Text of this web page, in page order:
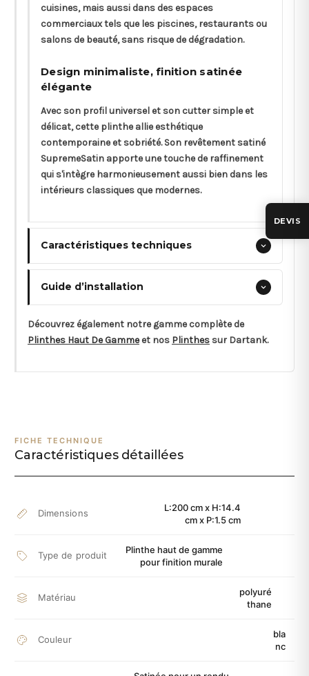
cuisines, mais aussi dans des espaces
commerciaux tels que les piscines, restaurants ou
salons de beauté, sans risque de dégradation.
Design minimaliste, finition satinée
élégante
Avec son profil universel et son cutter simple et
délicat, cette plinthe allie esthétique
contemporaine et sobriété. Son revêtement satiné
SupremeSatin apporte une touche de raffinement
qui s'intègre harmonieusement aussi bien dans les
intérieurs classiques que modernes.
Caractéristiques techniques
Guide d’installation
Découvrez également notre gamme complète de
Plinthes Haut De Gammeet nos Plinthes sur Dartank.
FICHE TECHNIQUE
Caractéristiques détaillées
Dimensions
L:200 cm x H:14.4
cm x P:1.5 cm
Type de produit
Plinthe haut de gamme
pour finition murale
Matériau
polyuré
thane
Couleur
bla
nc
DEVIS